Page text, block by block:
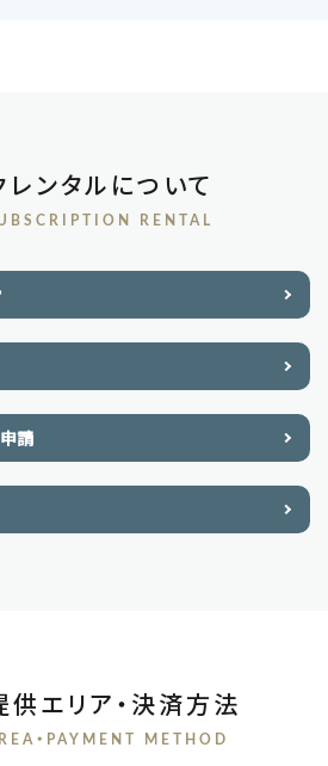
レンタルについて
RENTAL
請
供エリア・決済方法
・PAYMENT METHOD